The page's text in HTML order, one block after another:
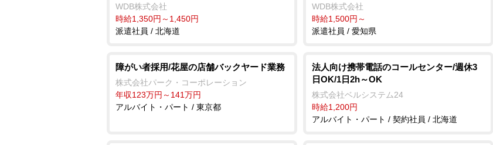
WDB株式会社
時給1,350円～1,450円
派遣社員 / 北海道
WDB株式会社
時給1,500円～
派遣社員 / 愛知県
障がい者採用/花屋の店舗バックヤード業務
株式会社パーク・コーポレーション
年収123万円～141万円
アルバイト・パート / 東京都
法人向け携帯電話のコールセンター/週休3
日OK/1日2h～OK
株式会社ベルシステム24
時給1,200円
アルバイト・パート / 契約社員 / 北海道